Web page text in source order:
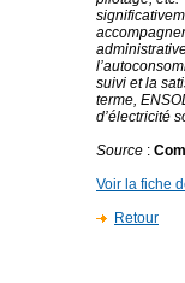
suivi et la
terme,
d’électricité
Source :
Voir la fiche
Retour